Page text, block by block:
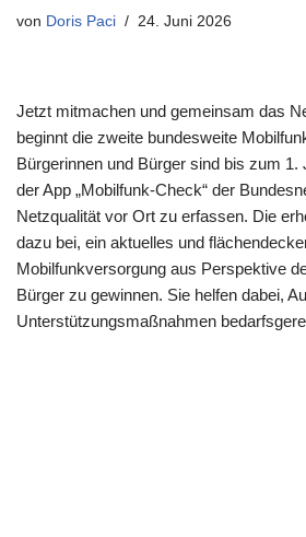
von Doris Paci 24. Juni 2026
Jetzt mitmachen und gemeinsam das
beginnt die zweite bundesweite
Bürgerinnen und Bürger sind bis zum 1.
der App „Mobilfunk-Check“ der
Netzqualität vor Ort zu erfassen. Die
dazu bei, ein aktuelles und
Mobilfunkversorgung aus Perspektive
Bürger zu gewinnen. Sie helfen dabei,
Unterstützungsmaßnahmen